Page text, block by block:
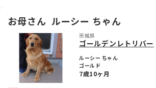
● 今食べているドッグフード 15キロ（1
円
販売の条件
● 室内で飼育していただくこと。
お母さん ルーシー ちゃん
茨城県
ゴールデンレトリバー
ルーシー ちゃん
ゴールド
7歳10ヶ月